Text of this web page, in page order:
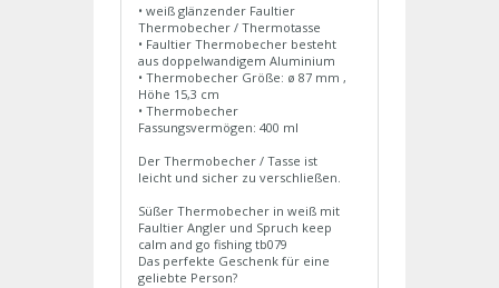
• weiß glänzender Faultier
Thermobecher / Thermotasse
• Faultier Thermobecher besteht
aus doppelwandigem Aluminium
• Thermobecher Größe: ø 87 mm ,
Höhe 15,3 cm
• Thermobecher
Fassungsvermögen: 400 ml
Der Thermobecher / Tasse ist
leicht und sicher zu verschließen.
Süßer Thermobecher in weiß mit
Faultier Angler und Spruch keep
calm and go fishing tb079
Das perfekte Geschenk für eine
geliebte Person?